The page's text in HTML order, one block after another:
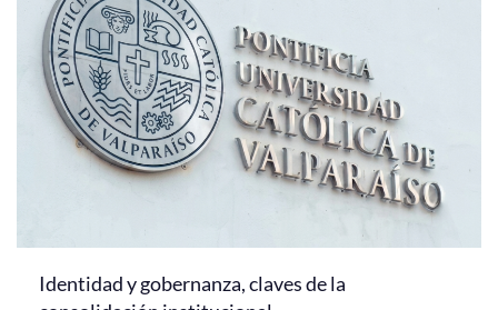
Identidad y gobernanza, claves de la